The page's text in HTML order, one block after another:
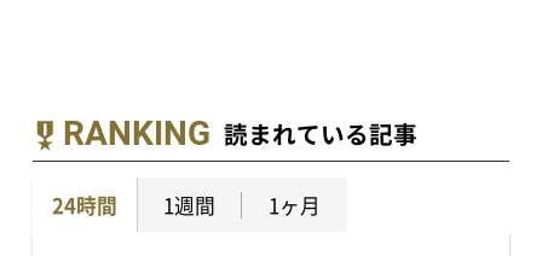
RANKING 読まれている記事
24時間 1週間 1ヶ月